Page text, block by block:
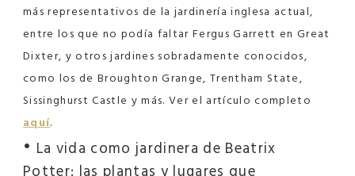
más representativos de la jardinería inglesa actual,
entre los que no podía faltar Fergus Garrett en Great
Dixter, y otros jardines sobradamente conocidos,
como los de Broughton Grange, Trentham State,
Sissinghurst Castle y más. Ver el artículo completo
aquí.
• La vida como jardinera de Beatrix